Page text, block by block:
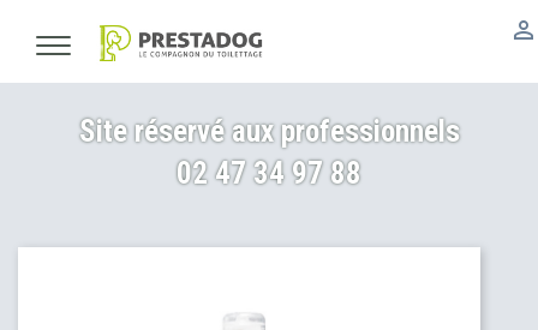

Site réservé aux professionnels
02 47 34 97 88